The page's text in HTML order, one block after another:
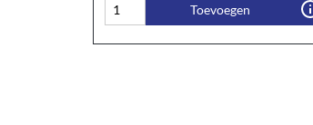
Toevoegen